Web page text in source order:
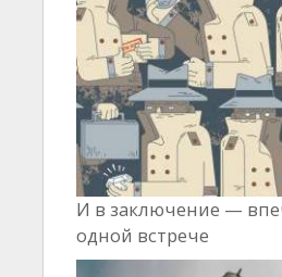
И в заключение —
одной встрече